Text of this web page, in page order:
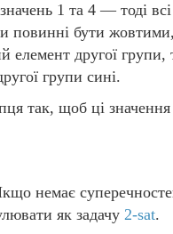
1 та 4 — тоді
бути
другої групи,
групи сині.
так, щоб ці
немає
як задачу 2-sat.